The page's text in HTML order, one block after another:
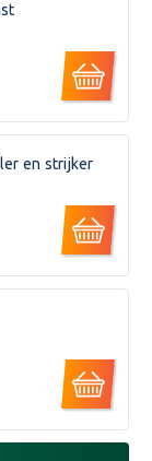
en strijker